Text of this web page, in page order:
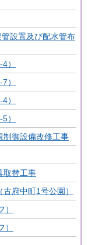
設置及び配水管布
）
）
）
）
制御設備改修工事
取替工事
府中町1号公園）